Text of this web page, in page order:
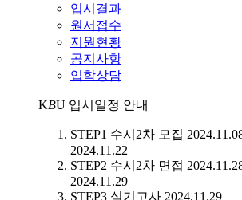
입시결과
원서접수
지원현황
공지사항
입학상담
KBU 입시일정 안내
STEP1 수시2차 모집
2024.11.22
STEP2 수시2차 면접
2024.11.29
STEP3 실기고사 2024.11.29